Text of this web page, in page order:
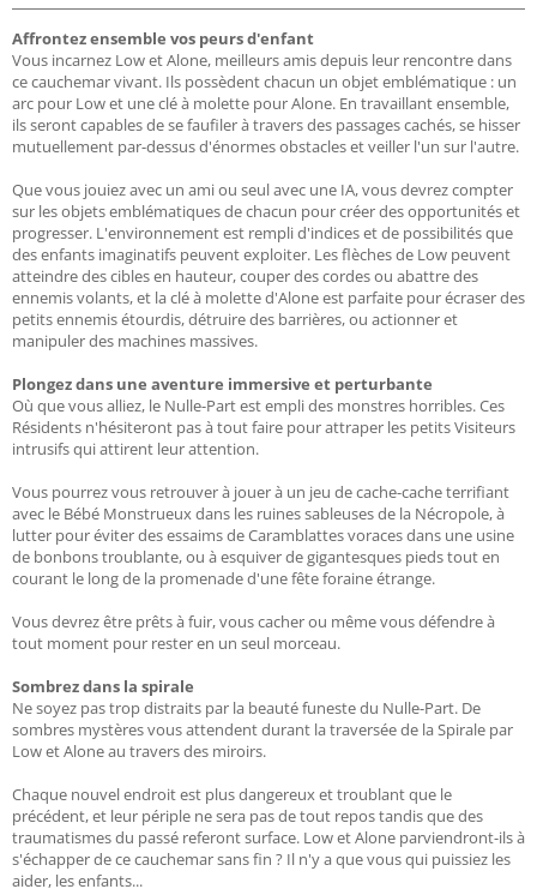
Affrontez ensemble vos peurs d'enfant
Vous incarnez Low et Alone, meilleurs amis depuis leur rencontre dans
ce cauchemar vivant. Ils possèdent chacun un objet emblématique : un
arc pour Low et une clé à molette pour Alone. En travaillant ensemble,
ils seront capables de se faufiler à travers des passages cachés, se hisser
mutuellement par-dessus d'énormes obstacles et veiller l'un sur l'autre.
Que vous jouiez avec un ami ou seul avec une IA, vous devrez compter
sur les objets emblématiques de chacun pour créer des opportunités et
progresser. L'environnement est rempli d'indices et de possibilités que
des enfants imaginatifs peuvent exploiter. Les flèches de Low peuvent
atteindre des cibles en hauteur, couper des cordes ou abattre des
ennemis volants, et la clé à molette d'Alone est parfaite pour écraser des
petits ennemis étourdis, détruire des barrières, ou actionner et
manipuler des machines massives.
Plongez dans une aventure immersive et perturbante
Où que vous alliez, le Nulle-Part est empli des monstres horribles. Ces
Résidents n'hésiteront pas à tout faire pour attraper les petits Visiteurs
intrusifs qui attirent leur attention.
Vous pourrez vous retrouver à jouer à un jeu de cache-cache terrifiant
avec le Bébé Monstrueux dans les ruines sableuses de la Nécropole, à
lutter pour éviter des essaims de Caramblattes voraces dans une usine
de bonbons troublante, ou à esquiver de gigantesques pieds tout en
courant le long de la promenade d'une fête foraine étrange.
Vous devrez être prêts à fuir, vous cacher ou même vous défendre à
tout moment pour rester en un seul morceau.
Sombrez dans la spirale
Ne soyez pas trop distraits par la beauté funeste du Nulle-Part. De
sombres mystères vous attendent durant la traversée de la Spirale par
Low et Alone au travers des miroirs.
Chaque nouvel endroit est plus dangereux et troublant que le
précédent, et leur périple ne sera pas de tout repos tandis que des
traumatismes du passé referont surface. Low et Alone parviendront-ils à
s'échapper de ce cauchemar sans fin ? Il n'y a que vous qui puissiez les
aider, les enfants...